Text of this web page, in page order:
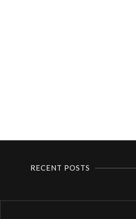
RECENT POSTS